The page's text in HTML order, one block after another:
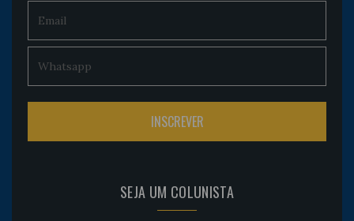
SEJA UM COLUNISTA